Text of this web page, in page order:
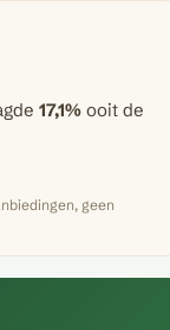
17,1% ooit de
geen